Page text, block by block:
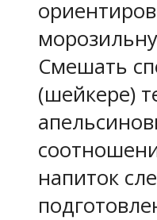
Смешать
(шейкере)
напиток